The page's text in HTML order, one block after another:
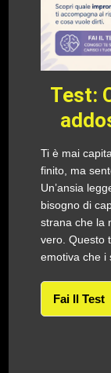
Test:
Ti è mai
finito, ma
Un’ansia
bisogno di
strana che la
vero. Questo
emotiva che i
Fai Il Test